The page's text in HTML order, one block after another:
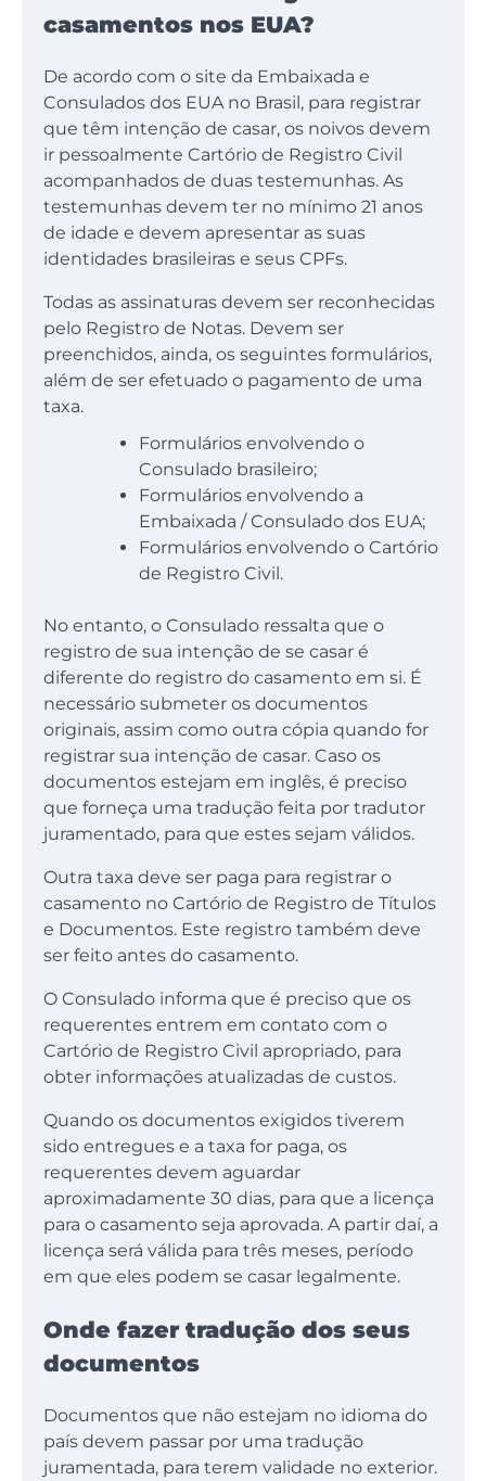
casamentos nos EUA?
De acordo com o site da Embaixada e
Consulados dos EUA no Brasil, para registrar
que têm intenção de casar, os noivos devem
ir pessoalmente Cartório de Registro Civil
acompanhados de duas testemunhas. As
testemunhas devem ter no mínimo 21 anos
de idade e devem apresentar as suas
identidades brasileiras e seus CPFs.
Todas as assinaturas devem ser reconhecidas
pelo Registro de Notas. Devem ser
preenchidos, ainda, os seguintes formulários,
além de ser efetuado o pagamento de uma
taxa.
Formulários envolvendo o
Consulado brasileiro;
Formulários envolvendo a
Embaixada / Consulado dos EUA;
Formulários envolvendo o Cartório
de Registro Civil.
No entanto, o Consulado ressalta que o
registro de sua intenção de se casar é
diferente do registro do casamento em si. É
necessário submeter os documentos
originais, assim como outra cópia quando for
registrar sua intenção de casar. Caso os
documentos estejam em inglês, é preciso
que forneça uma tradução feita por tradutor
juramentado, para que estes sejam válidos.
Outra taxa deve ser paga para registrar o
casamento no Cartório de Registro de Títulos
e Documentos. Este registro também deve
ser feito antes do casamento.
O Consulado informa que é preciso que os
requerentes entrem em contato com o
Cartório de Registro Civil apropriado, para
obter informações atualizadas de custos.
Quando os documentos exigidos tiverem
sido entregues e a taxa for paga, os
requerentes devem aguardar
aproximadamente 30 dias, para que a licença
para o casamento seja aprovada. A partir daí, a
licença será válida para três meses, período
em que eles podem se casar legalmente.
Onde fazer tradução dos seus
documentos
Documentos que não estejam no idioma do
país devem passar por uma tradução
juramentada, para terem validade no exterior.